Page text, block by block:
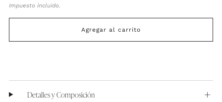
habitual
Impuesto incluido.
Agregar al carrito
Detalles y Composición